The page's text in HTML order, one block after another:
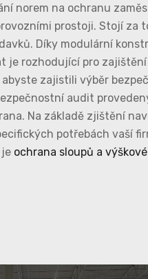
norem na ochranu
prostoji. Stojí
Díky modulární
rozhodující pro
zajistili výběr
audit
Na základě zjištění
potřebách vaší
ochrana sloupů a výškové